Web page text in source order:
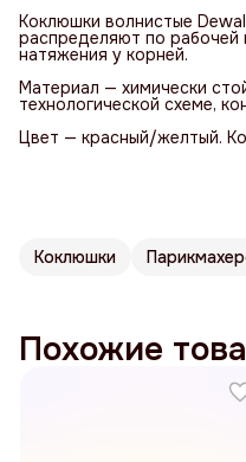
Коклюшки волнистые
распределяют по рабочей
натяжения у корней.
Материал — химически
технологической схеме,
Цвет — красный/желтый.
Коклюшки
Похожие